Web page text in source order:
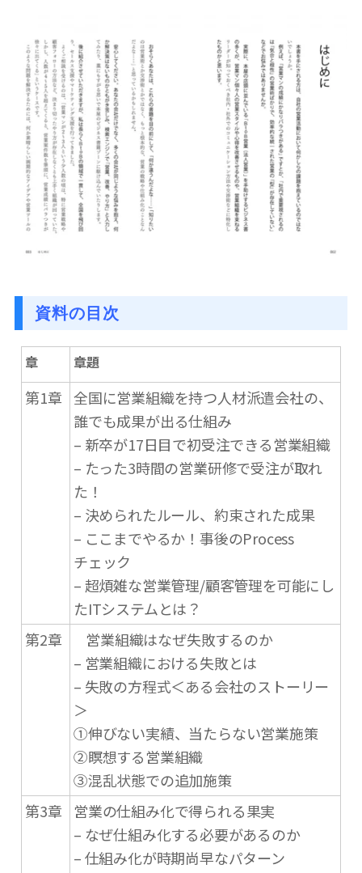
資料の目次
章 章題
第1章 全国に営業組織を持つ人材派遣会社の、
誰でも成果が出る仕組み
– 新卒が17日目で初受注できる営業組織
– たった3時間の営業研修で受注が取れ
た！
– 決められたルール、約束された成果
– ここまでやるか！事後のProcess
チェック
– 超煩雑な営業管理/顧客管理を可能にし
たITシステムとは？
第2章
営業組織はなぜ失敗するのか
– 営業組織における失敗とは
– 失敗の方程式＜ある会社のストーリー
＞
①伸びない実績、当たらない営業施策
②瞑想する営業組織
③混乱状態での追加施策
第3章
営業の仕組み化で得られる果実
– なぜ仕組み化する必要があるのか
– 仕組み化が時期尚早なパターン